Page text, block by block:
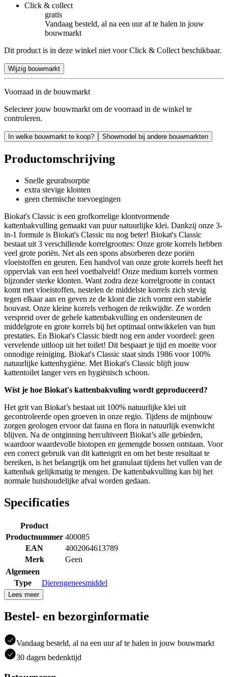
Click & collect
gratis
Vandaag besteld, al na een uur af te halen in jouw
bouwmarkt
Dit product is in deze winkel niet voor Click & Collect beschikbaar.
Wijzig bouwmarkt
Voorraad in de bouwmarkt
Selecteer jouw bouwmarkt om de voorraad in de winkel te
controleren.
In welke bouwmarkt te koop? Showmodel bij andere bouwmarkten
Productomschrijving
Snelle geurabsorptie
extra stevige klonten
geen chemische toevoegingen
Biokat's Classic is een grofkorrelige klontvormende
kattenbakvulling gemaakt van puur natuurlijke klei. Dankzij onze 3-
in-1 formule is Biokat's Classic nu nog beter! Biokat's Classic
bestaat uit 3 verschillende korrelgroottes: Onze grote korrels hebben
veel grote poriën. Net als een spons absorberen deze poriën
vloeistoffen en geuren. Een handvol van onze grote korrels heeft het
oppervlak van een heel voetbalveld! Onze medium korrels vormen
bijzonder sterke klonten. Want zodra deze korrelgrootte in contact
komt met vloeistoffen, nestelen de middelste korrels zich stevig
tegen elkaar aan en geven ze de klont die zich vormt een stabiele
houvast. Onze kleine korrels verhogen de reikwijdte. Ze worden
verspreid over de gehele kattenbakvulling en ondersteunen de
middelgrote en grote korrels bij het optimaal ontwikkelen van hun
prestaties. En Biokat's Classic biedt nog een ander voordeel: geen
vervelende uitloop uit het toilet! Dit bespaart je tijd en moeite voor
onnodige reiniging. Biokat's Classic staat sinds 1986 voor 100%
natuurlijke kattenhygiëne. Met Biokat's Classic blijft jouw
kattentoilet langer vers en hygiënisch schoon.
Wist je hoe Biokat's kattenbakvuling wordt geproduceerd?
Het grit van Biokat’s bestaat uit 100% natuurlijke klei uit
gecontroleerde open groeven in onze regio. Tijdens de mijnbouw
zorgen geologen ervoor dat fauna en flora in natuurlijk evenwicht
blijven. Na de ontginning hercultiveert Biokat’s alle gebieden,
waardoor waardevolle biotopen en gemengde bossen ontstaan. Voor
een correct gebruik van dit kattengrit en om het beste resultaat te
bereiken, is het belangrijk om het granulaat tijdens het vullen van de
kattenbak gelijkmatig te mengen. De kattenbakvulling kan bij het
normale huishoudelijke afval worden gedaan.
Specificaties
Product
Productnummer 400085
EAN
4002064613789
Merk
Geen
Algemeen
Type
Dierengeneesmiddel
Lees meer
Bestel- en bezorginformatie
Vandaag besteld, al na een uur af te halen in jouw bouwmarkt
30 dagen bedenktijd